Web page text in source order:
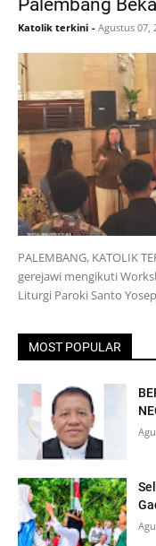
Katolik terkini - Agustus 07,
PALEMBANG, KATOLIK
gerejawi mengikuti
Liturgi Paroki Santo
MOST POPULAR